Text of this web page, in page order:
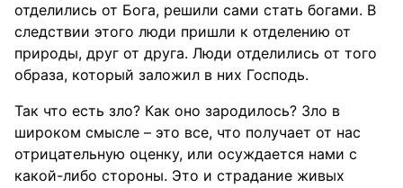
отделились от Бога, решили сами стать богами. В
следствии этого люди пришли к отделению от
природы, друг от друга. Люди отделились от того
образа, который заложил в них Господь.
Так что есть зло? Как оно зародилось? Зло в
широком смысле – это все, что получает от нас
отрицательную оценку, или осуждается нами с
какой-либо стороны. Это и страдание живых